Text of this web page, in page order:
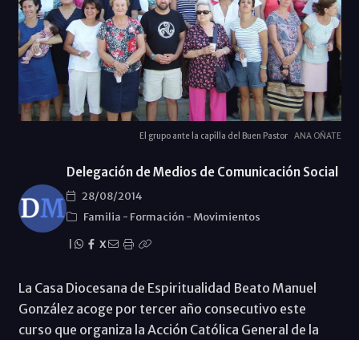
El grupo ante la capilla del Buen Pastor ANA OÑATE
Delegación de Medios de Comunicación Social
28/08/2014
Familia - Formación - Movimientos
X
La Casa Diocesana de Espiritualidad Beato Manuel
González acoge por tercer año consecutivo este
curso que organiza la Acción Católica General de la